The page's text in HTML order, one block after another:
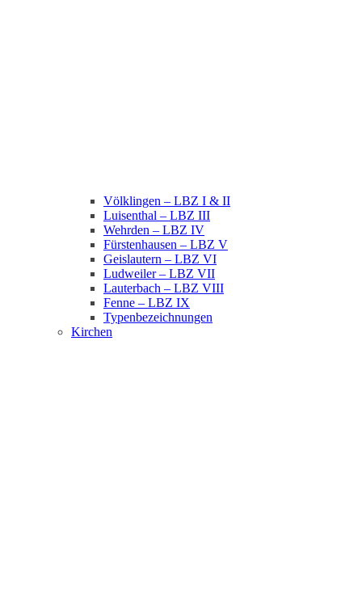
Völklingen – LBZ I & II
Luisenthal – LBZ III
Wehrden – LBZ IV
Fürstenhausen – LBZ V
Geislautern – LBZ VI
Ludweiler – LBZ VII
Lauterbach – LBZ VIII
Fenne – LBZ IX
Typenbezeichnungen
Kirchen